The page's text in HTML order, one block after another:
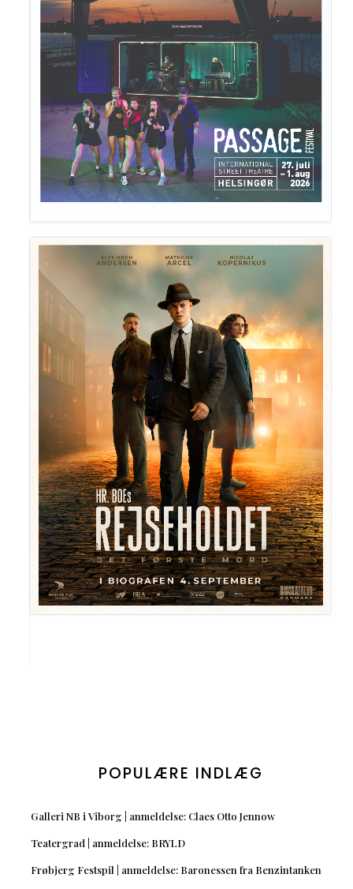
POPULÆRE INDLÆG
Galleri NB i Viborg | anmeldelse: Claes Otto Jennow
Teatergrad | anmeldelse: BRYLD
Frøbjerg Festspil | anmeldelse: Baronessen fra Benzintanken